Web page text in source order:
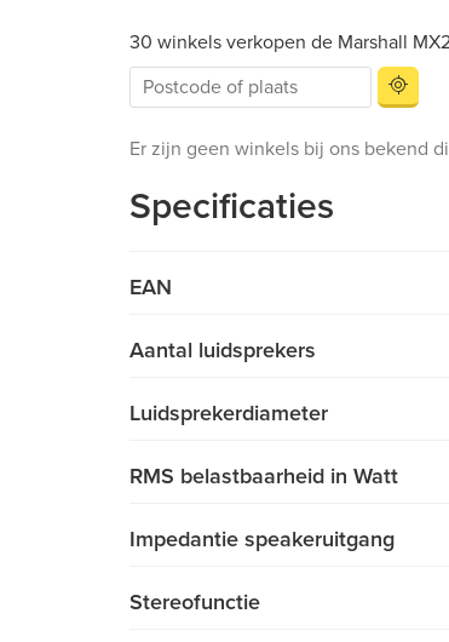
30 winkels verkopen de Marshall
Er zijn geen winkels bij ons bekend
Specificaties
EAN
Aantal luidsprekers
Luidsprekerdiameter
RMS belastbaarheid in Watt
Impedantie speakeruitgang
Stereofunctie